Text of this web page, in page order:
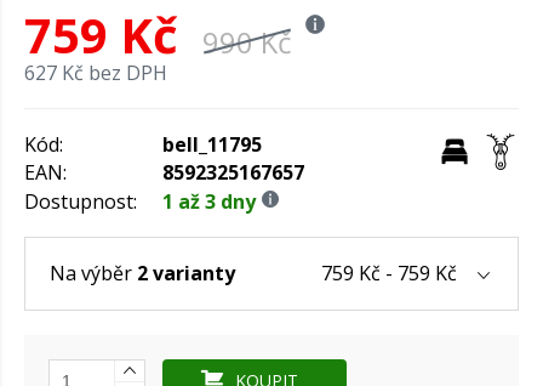
759 Kč 990 Kč
627 Kč bez DPH
Kód:
bell_11795
EAN:
8592325167657
Dostupnost:
1 až 3 dny
Na výběr 2 varianty 759 Kč - 759 Kč
KOUPIT